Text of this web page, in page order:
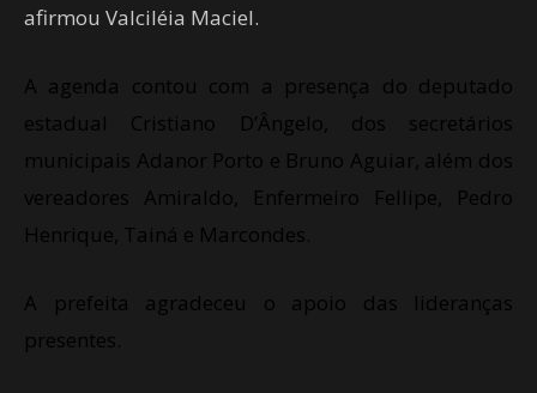
afirmou Valciléia Maciel.
A agenda contou com a presença do deputado
estadual Cristiano D’Ângelo, dos secretários
municipais Adanor Porto e Bruno Aguiar, além dos
vereadores Amiraldo, Enfermeiro Fellipe, Pedro
Henrique, Tainá e Marcondes.
A prefeita agradeceu o apoio das lideranças
presentes.